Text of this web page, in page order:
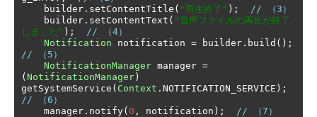
    builder
. setContentTitle ( "再生終了" );
// （3）
    builder
. setContentText ( "音声ファイルの再生が終了
しました" );
// （4）
Notification notification = builder . build ();
// （5）
NotificationManager manager =
( NotificationManager )
getSystemService ( Context . NOTIFICATION_SERVICE );
// （6）
    manager
. notify( 0 , notification ); // （7）